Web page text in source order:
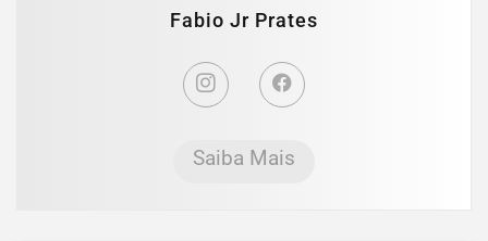
Fabio Jr Prates
Saiba Mais